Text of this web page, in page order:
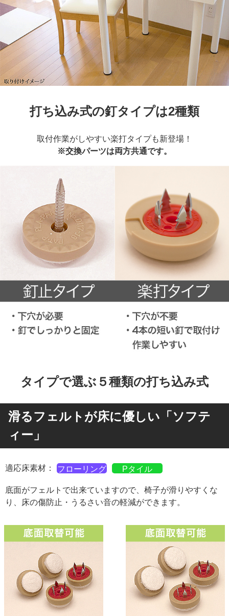
打ち込み式の釘タイプは2種類
取付作業がしやすい楽打タイプも新登場！
※交換パーツは両方共通です。
タイプで選ぶ５種類の打ち込み式
滑るフェルトが床に優しい「ソフテ
ィー」
適応床素材： フローリング Pタイル
底面がフェルトで出来ていますので、椅子が滑りやすくな
り、床の傷防止・うるさい音の軽減ができます。